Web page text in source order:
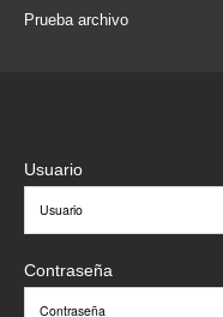
Prueba archivo
Usuario
Contraseña